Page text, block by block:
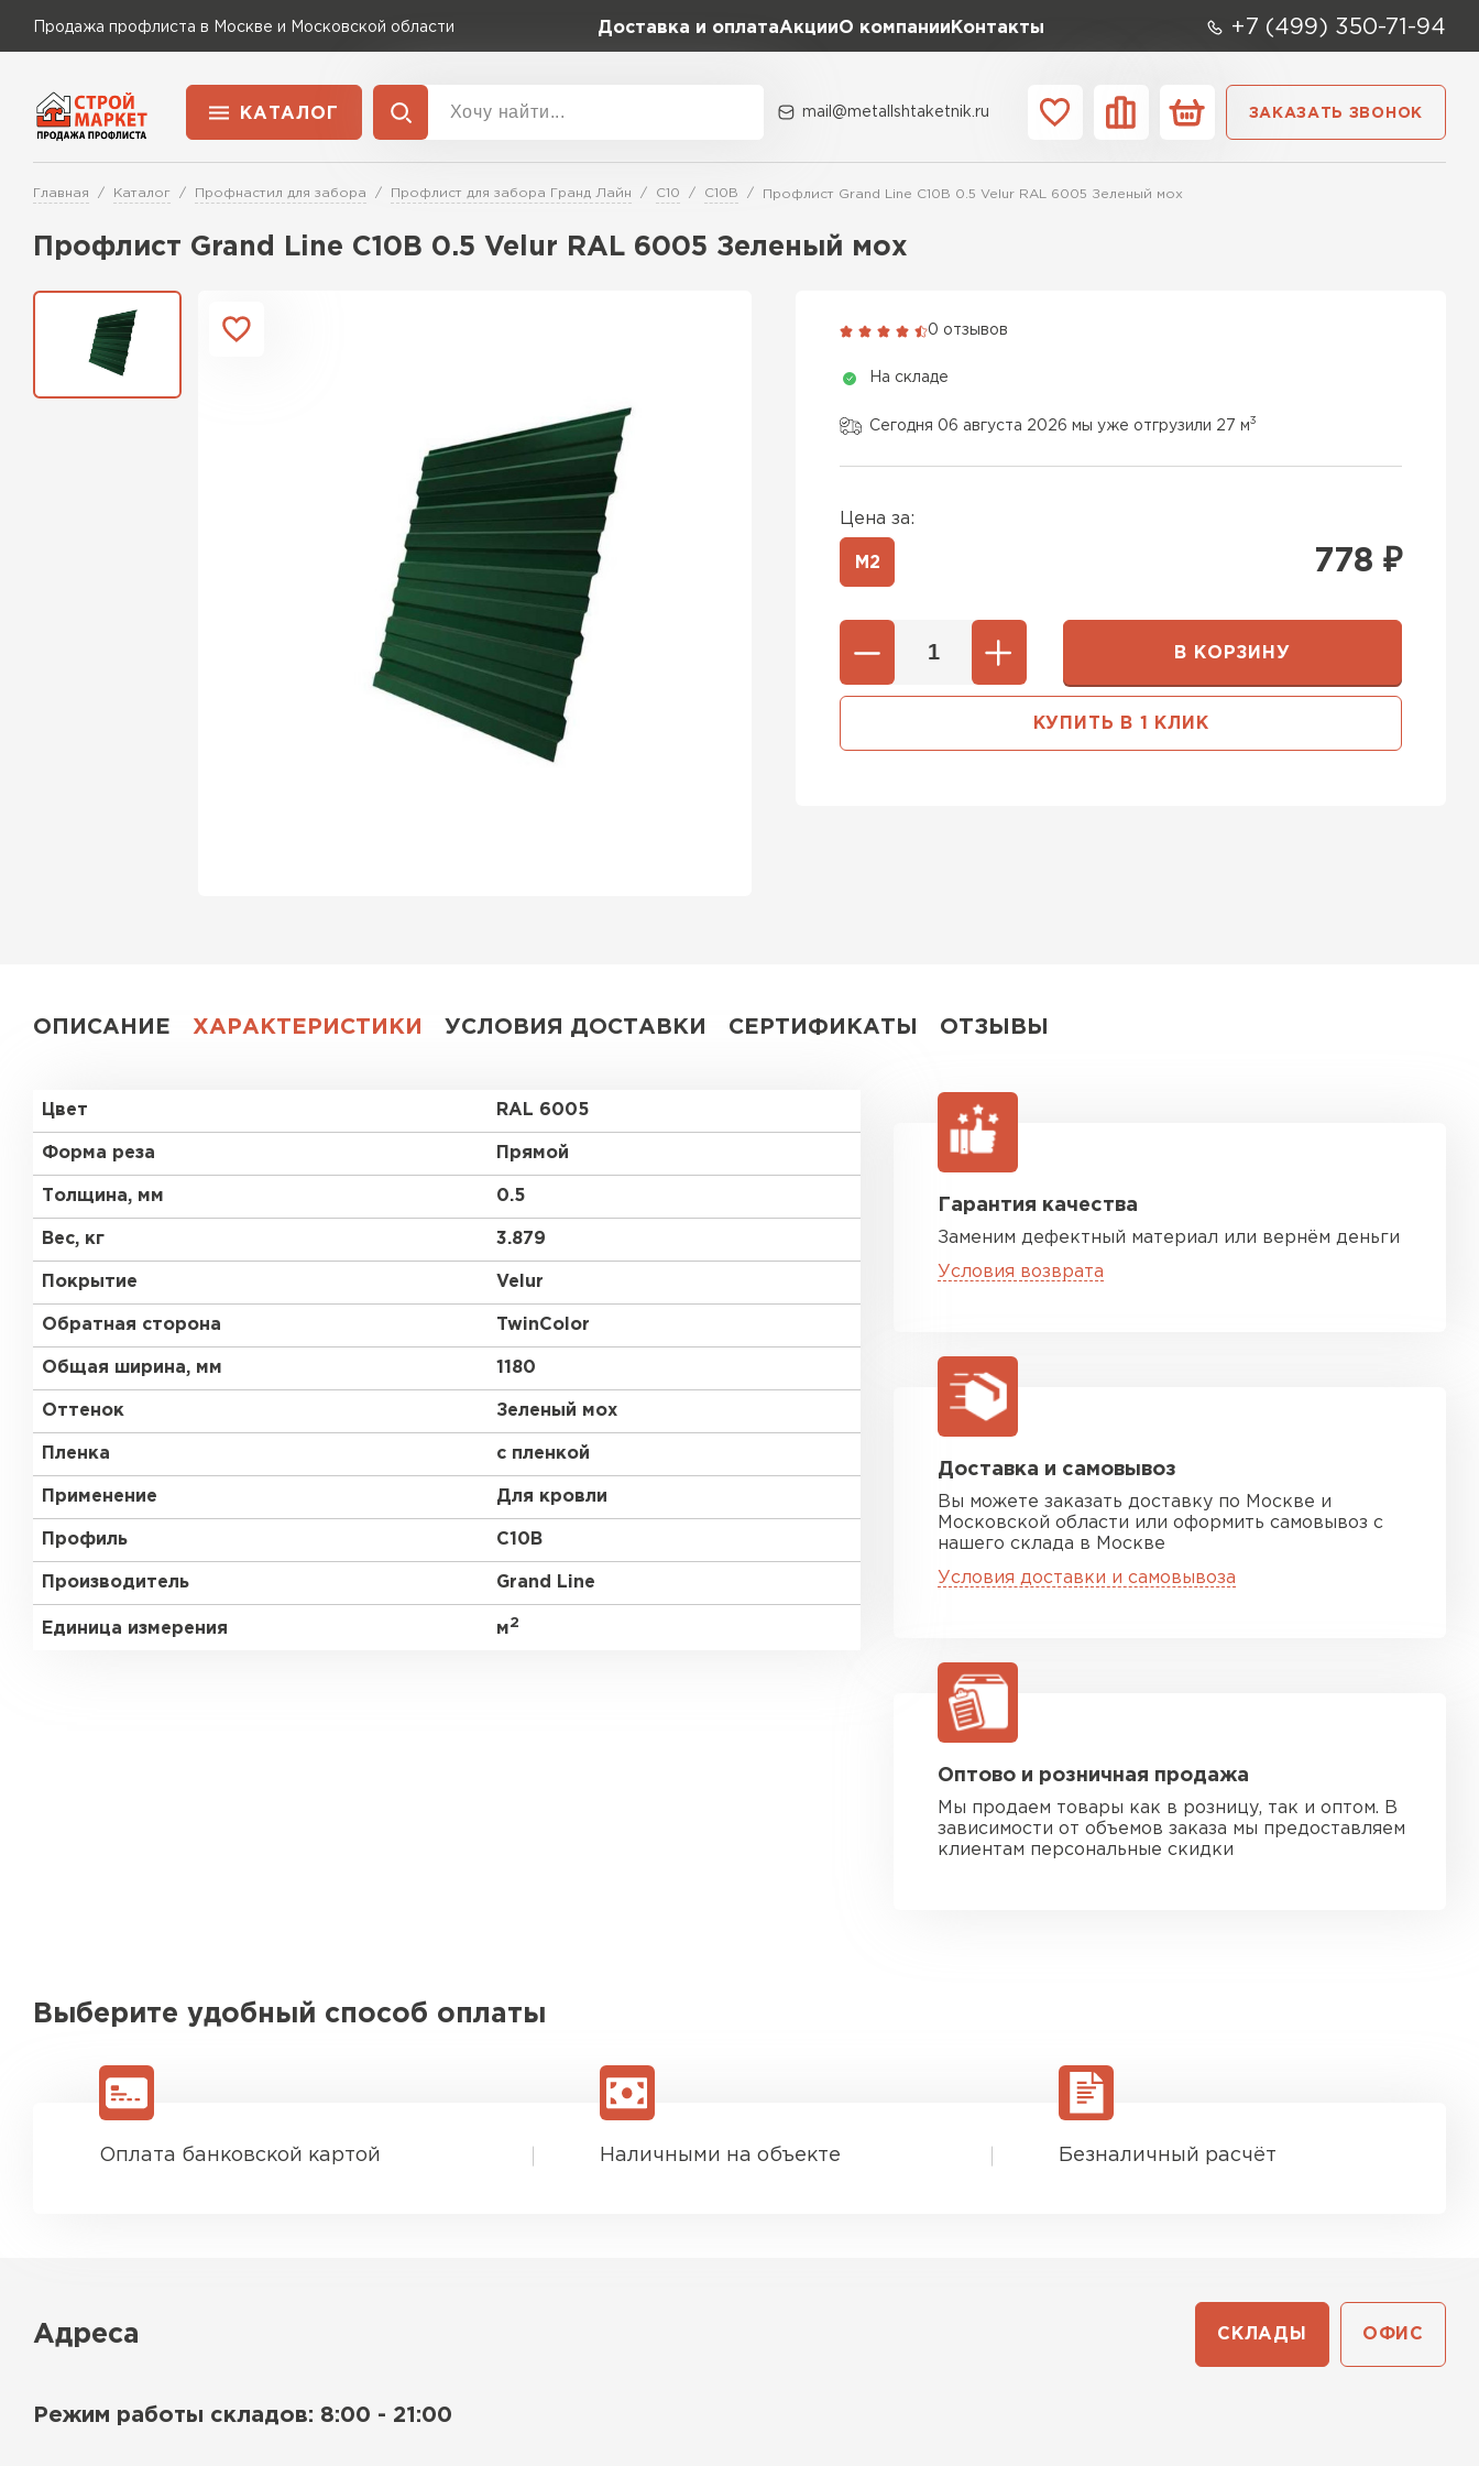
Продажа профлиста в Москве и Московской области Доставка и оплатаАкцииО компании Контакты +7 (499) 350-71-94
КАТАЛОГ
Применение
Для забора
Бренд
Гранд Лайн
mail@metallshtaketnik.ru ЗАКАЗАТЬ ЗВОНОК
Главная Каталог Профнастил для забора Профлист для забора Гранд Лайн С10 С10В Профлист Grand Line C10В 0.5 Velur RAL 6005 Зеленый мох
Профлист Grand Line C10В 0.5 Velur RAL 6005 Зеленый мох
0 отзывов
На складе
Сегодня 06 августа 2026 мы уже отгрузили 27 м3
Цена за:
М2 778 ₽
В КОРЗИНУ
КУПИТЬ В 1 КЛИК
ОПИСАНИЕ ХАРАКТЕРИСТИКИ УСЛОВИЯ ДОСТАВКИ СЕРТИФИКАТЫ ОТЗЫВЫ
Цвет RAL 6005
Форма реза Прямой
Толщина, мм 0.5
Вес, кг 3.879
Покрытие Velur
Обратная сторона TwinColor
Общая ширина, мм 1180
Оттенок Зеленый мох
Пленка с пленкой
Применение Для кровли
Профиль C10В
Производитель Grand Line
Единица измерения м2
Гарантия качества
Заменим дефектный материал или вернём деньги
Условия возврата
Доставка и самовывоз
Вы можете заказать доставку по Москве и
Московской области или оформить самовывоз с
нашего склада в Москве
Условия доставки и самовывоза
Оптово и розничная продажа
Мы продаем товары как в розницу, так и оптом. В
зависимости от объемов заказа мы предоставляем
клиентам персональные скидки
Выберите удобный способ оплаты
Оплата банковской картой Наличными на объекте Безналичный расчёт
Адреса СКЛАДЫ ОФИС
Режим работы складов: 8:00 - 21:00